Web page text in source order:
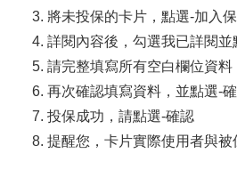
3. 將未投保的卡片，點選-加入
4. 詳閱內容後，勾選我已詳閱
5. 請完整填寫所有空白欄位資料
6. 再次確認填寫資料，並點選-
7. 投保成功，請點選-確認
8. 提醒您，卡片實際使用者與